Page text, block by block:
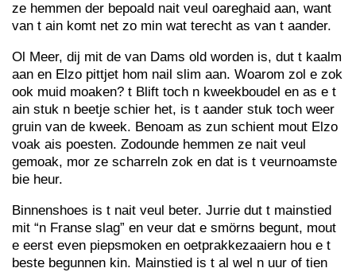
ze hemmen der bepoald nait veul oareghaid aan, want
van t ain komt net zo min wat terecht as van t aander.
Ol Meer, dij mit de van Dams old worden is, dut t kaalm
aan en Elzo pittjet hom nail slim aan. Woarom zol e zok
ook muid moaken? t Blift toch n kweekboudel en as e t
ain stuk n beetje schier het, is t aander stuk toch weer
gruin van de kweek. Benoam as zun schient mout Elzo
voak ais poesten. Zodounde hemmen ze nait veul
gemoak, mor ze scharreln zok en dat is t veurnoamste
bie heur.
Binnenshoes is t nait veul beter. Jurrie dut t mainstied
mit “n Franse slag” en veur dat e smörns begunt, mout
e eerst even piepsmoken en oetprakkezaaiern hou e t
beste begunnen kin. Mainstied is t al wel n uur of tien